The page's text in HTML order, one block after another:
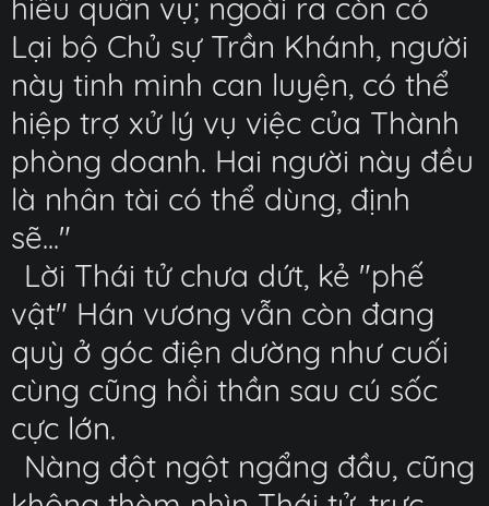
hiểu quân vụ; ngoài ra còn có
Lại bộ Chủ sự Trần Khánh, người
này tinh minh can luyện, có thể
hiệp trợ xử lý vụ việc của Thành
phòng doanh. Hai người này đều
là nhân tài có thể dùng, định
sẽ..."
Lời Thái tử chưa dứt, kẻ "phế
vật" Hán vương vẫn còn đang
quỳ ở góc điện dường như cuối
cùng cũng hồi thần sau cú sốc
cực lớn.
Nàng đột ngột ngẩng đầu, cũng